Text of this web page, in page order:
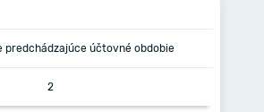
predchádzajúce účtovné obdobie
2